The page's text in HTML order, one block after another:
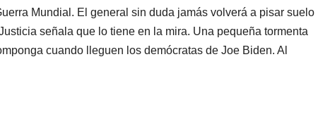
Mundial. El general sin duda jamás volverá a pisar suelo
señala que lo tiene en la mira. Una pequeña tormenta
cuando lleguen los demócratas de Joe Biden. Al